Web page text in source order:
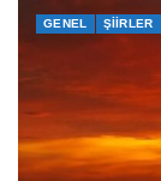
GENEL ŞIIRLER